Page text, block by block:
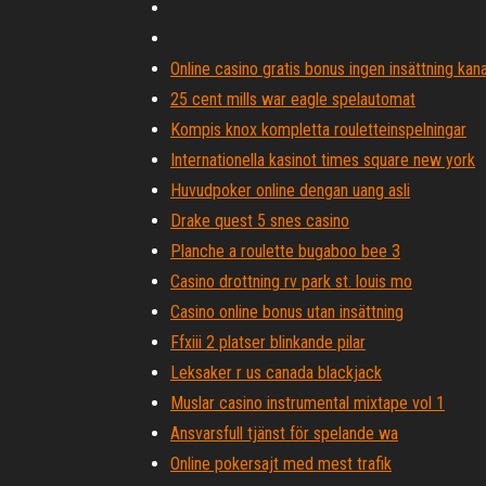
Online casino gratis bonus ingen insättning
25 cent mills war eagle spelautomat
Kompis knox kompletta rouletteinspelningar
Internationella kasinot times square new york
Huvudpoker online dengan uang asli
Drake quest 5 snes casino
Planche a roulette bugaboo bee 3
Casino drottning rv park st. louis mo
Casino online bonus utan insättning
Ffxiii 2 platser blinkande pilar
Leksaker r us canada blackjack
Muslar casino instrumental mixtape vol 1
Ansvarsfull tjänst för spelande wa
Online pokersajt med mest trafik